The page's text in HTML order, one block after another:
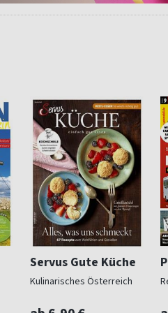
Servus Gute Küche
Kulinarisches Österreich